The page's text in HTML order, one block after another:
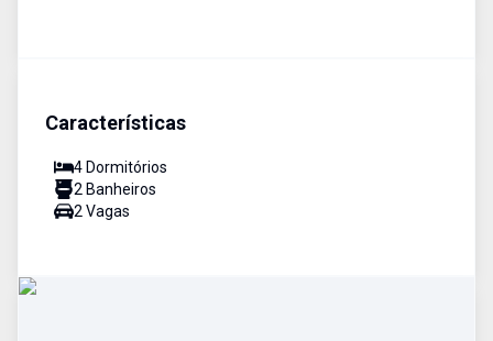
Características
4 Dormitórios
2 Banheiros
2 Vagas